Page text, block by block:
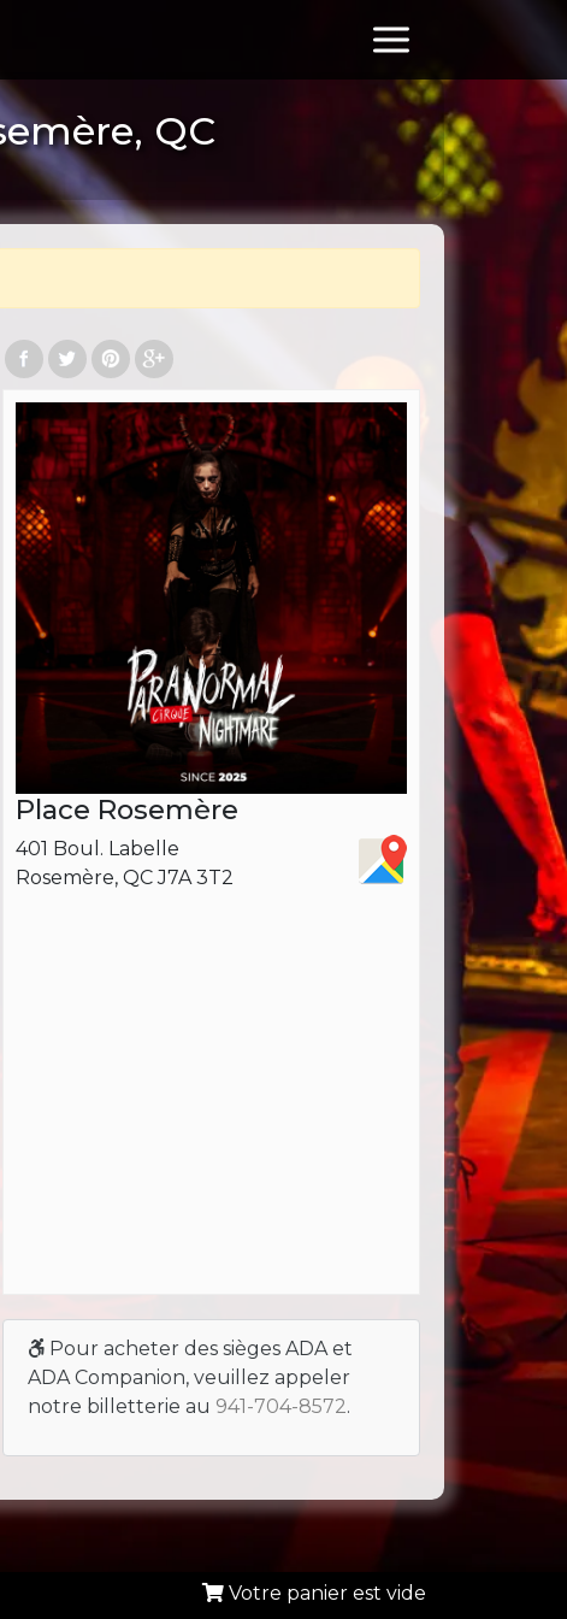
QC
Place Rosemère
401 Boul. Labelle
Rosemère, QC J7A 3T2
Pour acheter des sièges ADA et
ADA Companion, veuillez appeler
notre billetterie au 941-704-8572.
Votre panier est vide